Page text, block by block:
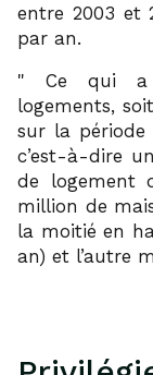
entre 2003 et
par an.
Ce qui a
logements,
sur la période
c’est-à-dire
de logement
million de
la moitié en
an) et l’autre